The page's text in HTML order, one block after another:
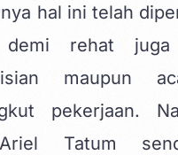
hal ini telah
demi rehat
maupun
pekerjaan.
Tatum